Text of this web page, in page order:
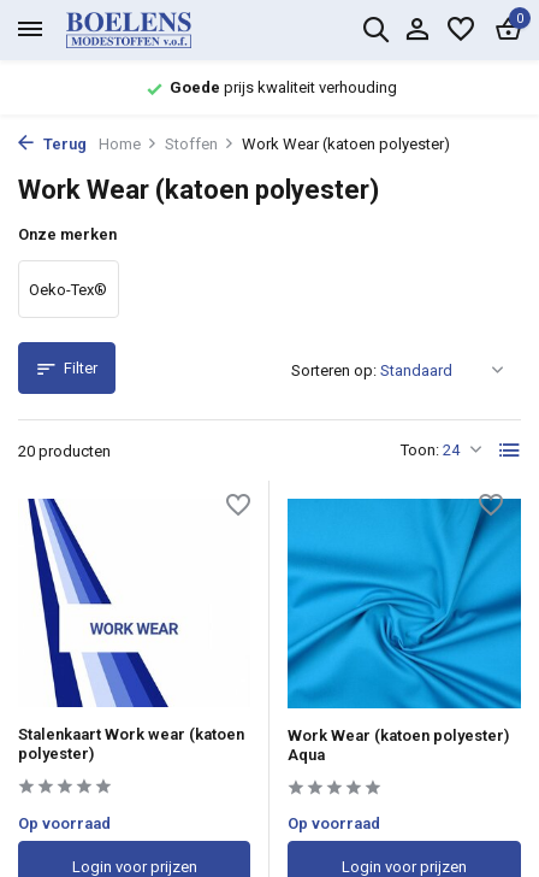
0
Groot assortiment metsnelle levering
Terug Home Stoffen Work Wear (katoen polyester)
Work Wear (katoen polyester)
Onze merken
Oeko-Tex®
Filter
20 producten Toon:
Sorteren op:
Stalenkaart Work wear (katoen
polyester)
Op voorraad
Login voor prijzen
Work Wear (katoen polyester)
Aqua
Op voorraad
Login voor prijzen